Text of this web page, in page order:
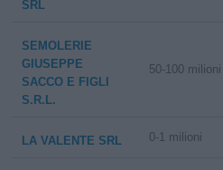
SRL
SEMOLERIE
GIUSEPPE
SACCO E FIGLI
S.R.L.
50-100 milioni
LA VALENTE SRL 0-1 milioni